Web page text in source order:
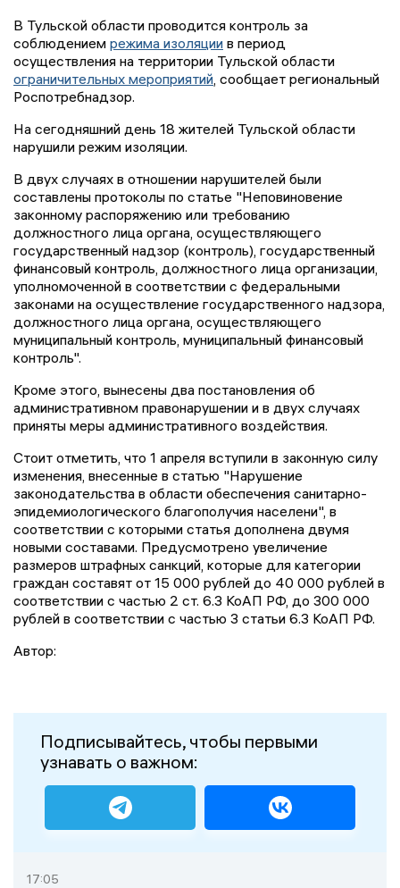
В Тульской области проводится контроль за
соблюдением режима изоляции в период
осуществления на территории Тульской области
ограничительных мероприятий , сообщает региональный
Роспотребнадзор.
На сегодняшний день 18 жителей Тульской области
нарушили режим изоляции.
В двух случаях в отношении нарушителей были
составлены протоколы по статье "Неповиновение
законному распоряжению или требованию
должностного лица органа, осуществляющего
государственный надзор (контроль), государственный
финансовый контроль, должностного лица организации,
уполномоченной в соответствии с федеральными
законами на осуществление государственного надзора,
должностного лица органа, осуществляющего
муниципальный контроль, муниципальный финансовый
контроль".
Кроме этого, вынесены два постановления об
административном правонарушении и в двух случаях
приняты меры административного воздействия.
Стоит отметить, что 1 апреля вступили в законную силу
изменения, внесенные в статью "Нарушение
законодательства в области обеспечения санитарно-
эпидемиологического благополучия населени", в
соответствии с которыми статья дополнена двумя
новыми составами. Предусмотрено увеличение
размеров штрафных санкций, которые для категории
граждан составят от 15 000 рублей до 40 000 рублей в
соответствии с частью 2 ст. 6.3 КоАП РФ, до 300 000
рублей в соответствии с частью 3 статьи 6.3 КоАП РФ.
Автор:
Подписывайтесь, чтобы первыми
узнавать о важном:
17:05